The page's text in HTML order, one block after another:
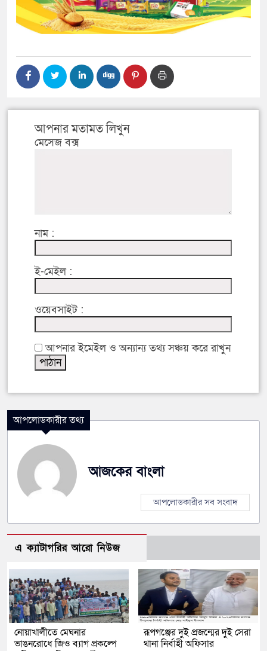
আপনার মতামত লিখুন
মেসেজ বক্স
নাম :
ই-মেইল :
ওয়েবসাইট :
আপনার ইমেইল ও অন্যান্য তথ্য সঞ্চয় করে রাখুন
আপলোডকারীর তথ্য
আজকের বাংলা
আপলোডকারীর সব সংবাদ
এ ক্যাটাগরির আরো নিউজ
নোয়াখালীতে মেঘনার
ভাঙনরোধে জিও ব্যাগ প্রকল্পে
রূপগঞ্জের দুই প্রজন্মের দুই সেরা
থানা নির্বাহী অফিসার